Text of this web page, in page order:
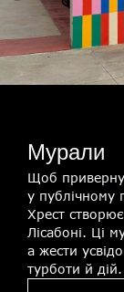
Мурали
Щоб
у публічному
Хрест
Лісабоні. Ці
а жести
турботи й дій.